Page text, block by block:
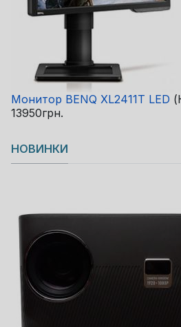
Монитор BENQ XL2411T LED
13950грн.
НОВИНКИ